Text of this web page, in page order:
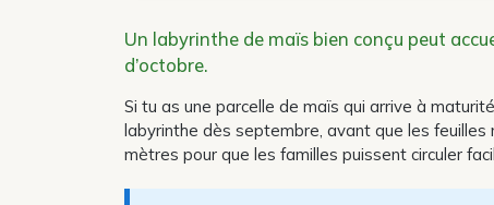
Un labyrinthe de maïs bien conçu peut
d’octobre.
Si tu as une parcelle de maïs qui arrive à
labyrinthe dès septembre, avant que les feuilles
mètres pour que les familles puissent circuler